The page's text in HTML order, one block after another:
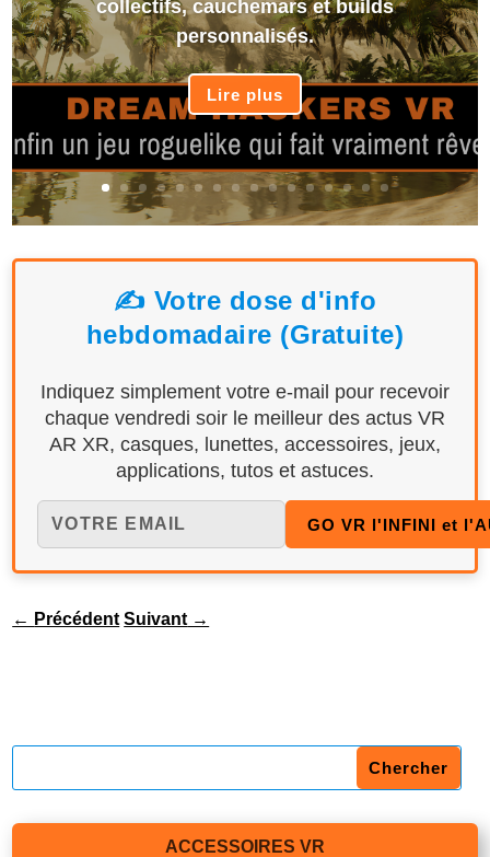
collectifs, cauchemars et builds
personnalisés.
Lire plus
✍️ Votre dose d'info
hebdomadaire (Gratuite)
Indiquez simplement votre e-mail pour recevoir
chaque vendredi soir le meilleur des actus VR
AR XR, casques, lunettes, accessoires, jeux,
applications, tutos et astuces.
← Précédent Suivant →
ACCESSOIRES VR